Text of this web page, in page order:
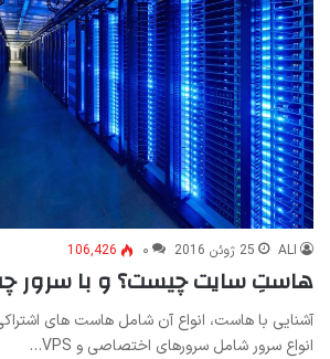
ALI 25 ژوئن 2016 ۰ 106,426
هاستِ سایت چیست؟ و با سرور
آشنایی با هاست، انواع آن شامل هاست های
انواع سرور شامل سرورهای اختصاصی و VPS…